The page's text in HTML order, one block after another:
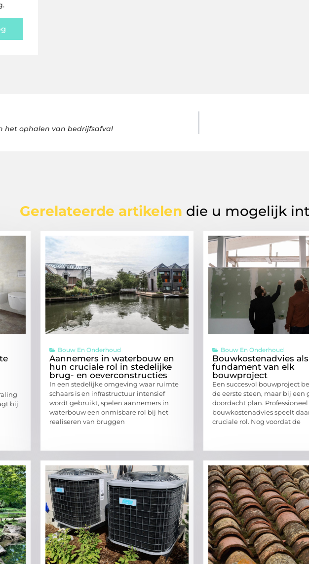
het ophalen van bedrijfsafval
Gerelateerde artikelen die u mogelijk
bij
Bouw En Onderhoud
Aannemers in waterbouw en
hun cruciale rol in stedelijke
brug- en oeverconstructies
In een stedelijke omgeving waar ruimte
schaars is en infrastructuur intensief
wordt gebruikt, spelen aannemers in
waterbouw een onmisbare rol bij het
realiseren van bruggen
Bouw En Onderhoud
Bouwkostenadvies als
fundament van elk
bouwproject
Een succesvol bouwproject
de eerste steen, maar bij een
doordacht plan. Professioneel
bouwkostenadvies speelt
cruciale rol. Nog voordat de